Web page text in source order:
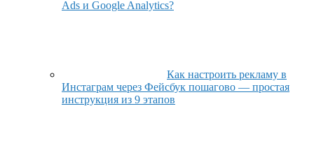
Ads и Google Analytics?
Как настроить рекламу в
Инстаграм через Фейсбук пошагово — простая
инструкция из 9 этапов